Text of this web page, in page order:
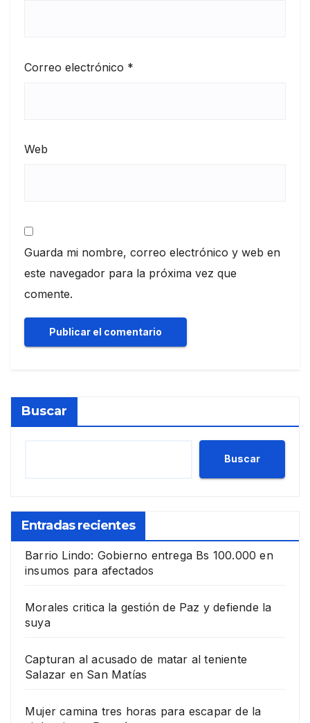
Correo electrónico *
Web
Guarda mi nombre, correo electrónico y web en
este navegador para la próxima vez que
comente.
Buscar
Buscar
Entradas recientes
Barrio Lindo: Gobierno entrega Bs 100.000 en
insumos para afectados
Morales critica la gestión de Paz y defiende la
suya
Capturan al acusado de matar al teniente
Salazar en San Matías
Mujer camina tres horas para escapar de la